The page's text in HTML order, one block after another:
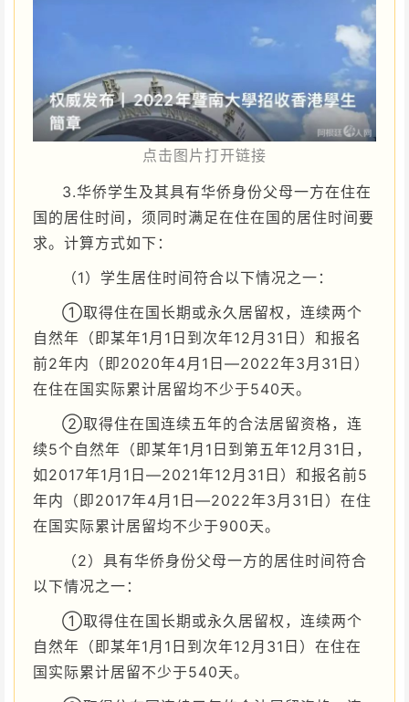
点击图片打开链接
3.华侨学生及其具有华侨身份父母一方在住在
国的居住时间，须同时满足在住在国的居住时间要
求。计算方式如下：
（1）学生居住时间符合以下情况之一：
①取得住在国长期或永久居留权，连续两个
自然年（即某年1月1日到次年12月31日）和报名
前2年内（即2020年4月1日—2022年3月31日）
在住在国实际累计居留均不少于540天。
②取得住在国连续五年的合法居留资格，连
续5个自然年（即某年1月1日到第五年12月31日，
如2017年1月1日—2021年12月31日）和报名前5
年内（即2017年4月1日—2022年3月31日）在住
在国实际累计居留均不少于900天。
（2）具有华侨身份父母一方的居住时间符合
以下情况之一：
①取得住在国长期或永久居留权，连续两个
自然年（即某年1月1日到次年12月31日）在住在
国实际累计居留不少于540天。